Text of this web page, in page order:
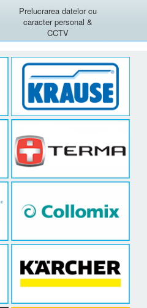
Prelucrarea datelor cu
caracter personal &
CCTV